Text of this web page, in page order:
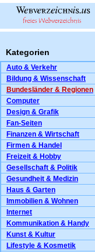
Kategorien
Auto & Verkehr
Bildung & Wissenschaft
Bundesländer & Regionen
Computer
Design & Grafik
Fan-Seiten
Finanzen & Wirtschaft
Firmen & Handel
Freizeit & Hobby
Gesellschaft & Politik
Gesundheit & Medizin
Haus & Garten
Immobilien & Wohnen
Internet
Kommunikation & Handy
Kunst & Kultur
Lifestyle & Kosmetik